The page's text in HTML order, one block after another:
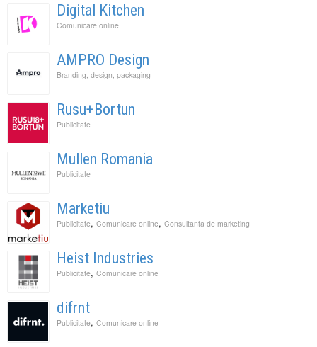
Digital Kitchen
Comunicare online
AMPRO Design
Branding, design, packaging
Rusu+Bortun
Publicitate
Mullen Romania
Publicitate
Marketiu
Publicitate, Comunicare online, Consultanta de marketing
Heist Industries
Publicitate, Comunicare online
difrnt
Publicitate, Comunicare online